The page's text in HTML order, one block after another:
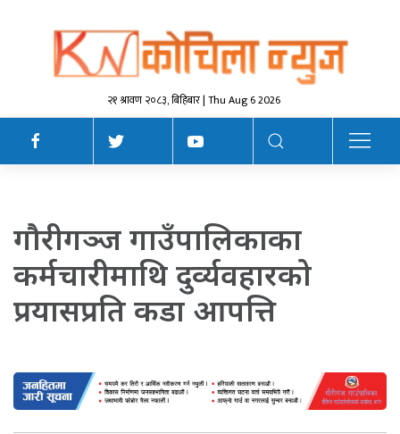
२१ श्रावण २०८३, बिहिबार | Thu Aug 6 2026
गौरीगञ्ज गाउँपालिकाका
कर्मचारीमाथि दुर्व्यवहारको
प्रयासप्रति कडा आपत्ति